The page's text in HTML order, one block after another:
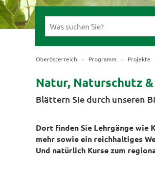
Oberösterreich Programm Projekte
Natur, Naturschutz
Blättern Sie durch unseren
Dort finden Sie Lehrgänge wie
mehr sowie ein reichhaltiges
Und natürlich Kurse zum